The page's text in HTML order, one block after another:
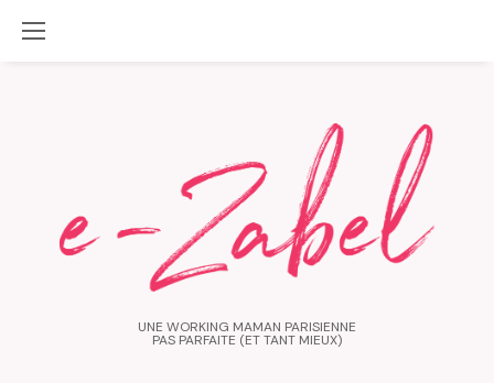
UNE WORKING MAMAN PARISIENNE
PAS PARFAITE (ET TANT MIEUX)